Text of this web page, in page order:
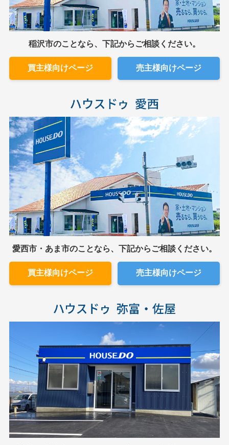
稲沢市のことなら、下記からご相談ください。
買主様向けページ 売主様向けページ
愛西市・あま市のことなら、下記からご相談ください。
買主様向けページ 売主様向けページ